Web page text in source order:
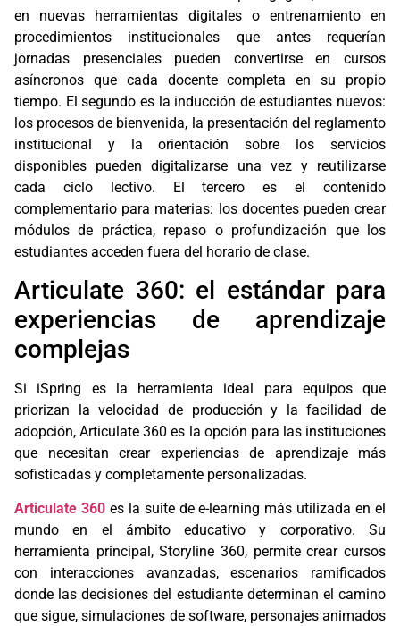
en nuevas herramientas digitales o entrenamiento en
procedimientos institucionales que antes requerían
jornadas presenciales pueden convertirse en cursos
asíncronos que cada docente completa en su propio
tiempo. El segundo es la inducción de estudiantes nuevos:
los procesos de bienvenida, la presentación del reglamento
institucional y la orientación sobre los servicios
disponibles pueden digitalizarse una vez y reutilizarse
cada ciclo lectivo. El tercero es el contenido
complementario para materias: los docentes pueden crear
módulos de práctica, repaso o profundización que los
estudiantes acceden fuera del horario de clase.
Articulate 360: el estándar para
experiencias de aprendizaje
complejas
Si iSpring es la herramienta ideal para equipos que
priorizan la velocidad de producción y la facilidad de
adopción, Articulate 360 es la opción para las instituciones
que necesitan crear experiencias de aprendizaje más
sofisticadas y completamente personalizadas.
Articulate 360 es la suite de e-learning más utilizada en el
mundo en el ámbito educativo y corporativo. Su
herramienta principal, Storyline 360, permite crear cursos
con interacciones avanzadas, escenarios ramificados
donde las decisiones del estudiante determinan el camino
que sigue, simulaciones de software, personajes animados